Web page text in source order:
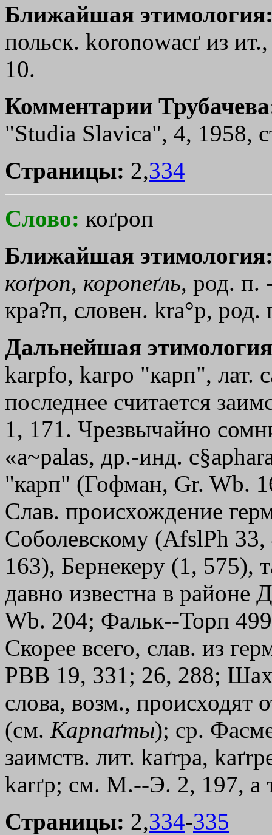
Ближайшая
польск. koronowacґ из
10.
Комментарии
"Studiа Slavica", 4, 1958,
Страницы: 2,334
Слово: коґроп
Ближайшая
коґроп, коропеґль, род. п.
кра?п, словен. kra°p,
Дальнейшая
kаrрfо, kаrро "карп", лат.
последнее считается
1, 171. Чрезвычайно
«a~раlаs, др.-инд.
"карп" (Гофман, Gr. Wb.
Слав. происхождение
Соболевскому (AfslPh
163), Бернекеру (1, 575),
давно известна в
Wb. 204; Фальк--Торп
Скорее всего, слав. из
РВВ 19, 331; 26, 288;
слова, возм.,
(см. Карпаґты); ср.
заимств. лит. kaґrpa,
kаrґр; см. М.--Э. 2, 197, а
Страницы: 2,334-335